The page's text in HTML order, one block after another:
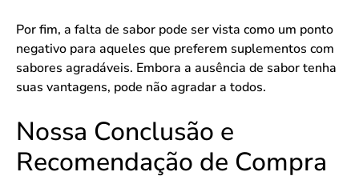
Por fim, a falta de sabor pode ser vista como um ponto
negativo para aqueles que preferem suplementos com
sabores agradáveis. Embora a ausência de sabor tenha
suas vantagens, pode não agradar a todos.
Nossa Conclusão e
Recomendação de Compra